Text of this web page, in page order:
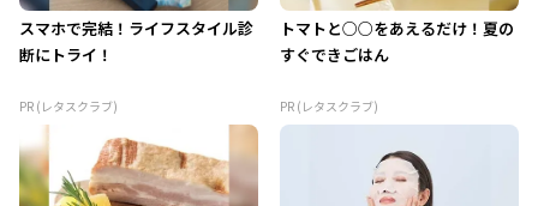
スマホで完結！ライフスタイル診
断にトライ！
PR (レタスクラブ)
トマトと○○をあえるだけ！夏の
すぐできごはん
PR (レタスクラブ)